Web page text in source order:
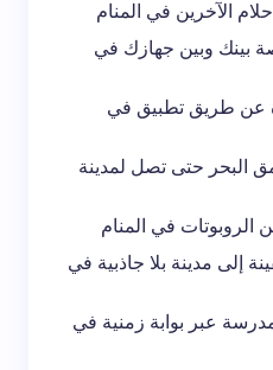
في تعليقي.
الآخرين في المنام
بينك وبين جهازك في
عن طريق تطبيق في
البحر حتى تصل لمدينة
في المنام
إلى مدينة بلا جاذبية في
عبر بوابة زمنية في